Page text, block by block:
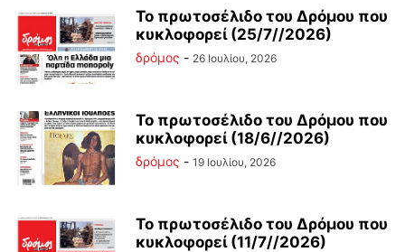
Το πρωτοσέλιδο του Δρόμου που
κυκλοφορεί (25/7//2026)
δρόμος - 26 Ιουλίου, 2026
Το πρωτοσέλιδο του Δρόμου που
κυκλοφορεί (18/6//2026)
δρόμος - 19 Ιουλίου, 2026
Το πρωτοσέλιδο του Δρόμου που
κυκλοφορεί (11/7//2026)